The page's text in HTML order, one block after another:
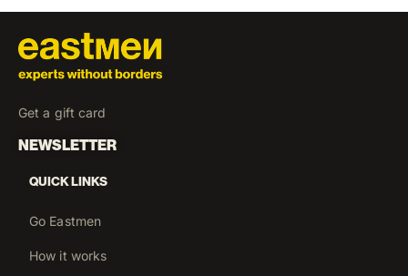
Get a gift card
NEWSLETTER
QUICK LINKS
Go Eastmen